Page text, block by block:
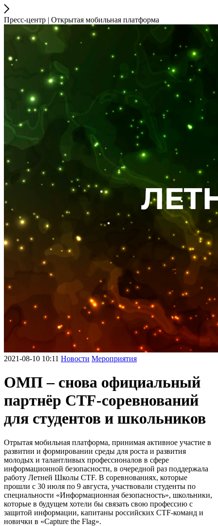
Пресс-центр | Открытая мобильная платформа
2021-08-10 10:11 Новости Мероприятия
ОМП – снова официальный
партнёр CTF-соревнований
для студентов и школьников
Отрытая мобильная платформа, принимая активное участие в
развитии и формировании среды для роста и развития
молодых и талантливых профессионалов в сфере
информационной безопасности, в очередной раз поддержала
работу Летней Школы CTF. В соревнованиях, которые
прошли с 30 июля по 9 августа, участвовали студенты по
специальности «Информационная безопасность», школьники,
которые в будущем хотели бы связать свою профессию с
защитой информации, капитаны российских CTF-команд и
новички в «Capture the Flag».